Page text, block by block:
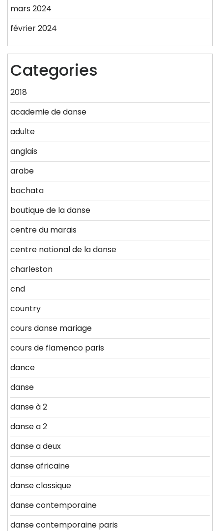
mars 2024
février 2024
Categories
2018
academie de danse
adulte
anglais
arabe
bachata
boutique de la danse
centre du marais
centre national de la danse
charleston
cnd
country
cours danse mariage
cours de flamenco paris
dance
danse
danse à 2
danse a 2
danse a deux
danse africaine
danse classique
danse contemporaine
danse contemporaine paris